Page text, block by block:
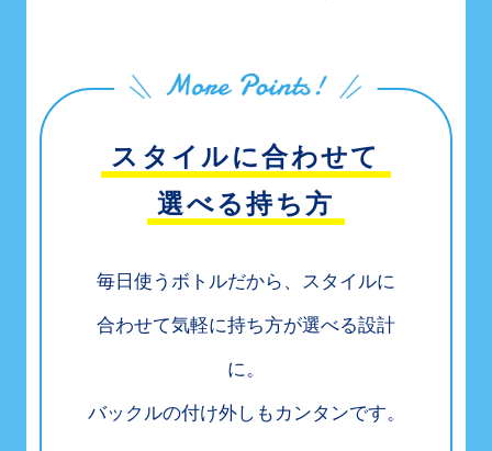
スタイルに合わせて
選べる持ち方
毎日使うボトルだから、スタイルに
合わせて気軽に持ち方が選べる設計
に。
バックルの付け外しもカンタンです。